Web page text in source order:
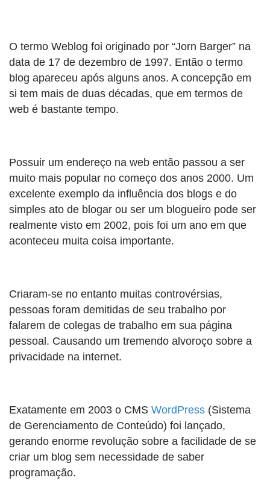
O termo Weblog foi originado por “Jorn Barger” na
data de 17 de dezembro de 1997. Então o termo
blog apareceu após alguns anos. A concepção em
si tem mais de duas décadas, que em termos de
web é bastante tempo.
Possuir um endereço na web então passou a ser
muito mais popular no começo dos anos 2000. Um
excelente exemplo da influência dos blogs e do
simples ato de blogar ou ser um blogueiro pode ser
realmente visto em 2002, pois foi um ano em que
aconteceu muita coisa importante.
Criaram-se no entanto muitas controvérsias,
pessoas foram demitidas de seu trabalho por
falarem de colegas de trabalho em sua página
pessoal. Causando um tremendo alvoroço sobre a
privacidade na internet.
Exatamente em 2003 o CMS WordPress (Sistema
de Gerenciamento de Conteúdo) foi lançado,
gerando enorme revolução sobre a facilidade de se
criar um blog sem necessidade de saber
programação.